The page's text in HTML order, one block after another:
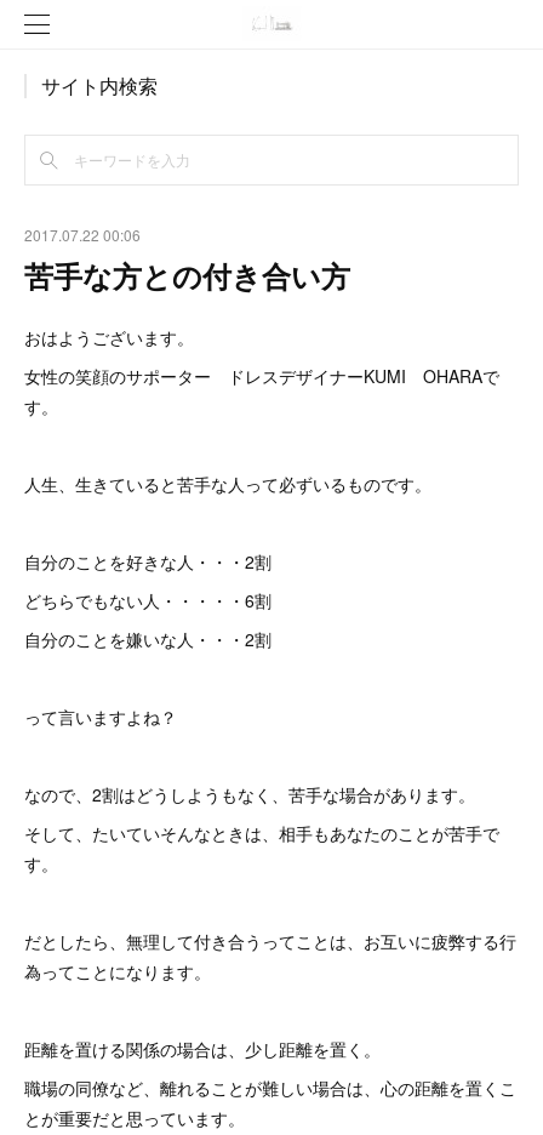
サイト内検索
2017.07.22 00:06
苦手な方との付き合い方
おはようございます。
女性の笑顔のサポーター ドレスデザイナーKUMI OHARAで
す。
人生、生きていると苦手な人って必ずいるものです。
自分のことを好きな人・・・2割
どちらでもない人・・・・・6割
自分のことを嫌いな人・・・2割
って言いますよね？
なので、2割はどうしようもなく、苦手な場合があります。
そして、たいていそんなときは、相手もあなたのことが苦手で
す。
だとしたら、無理して付き合うってことは、お互いに疲弊する行
為ってことになります。
距離を置ける関係の場合は、少し距離を置く。
職場の同僚など、離れることが難しい場合は、心の距離を置くこ
とが重要だと思っています。